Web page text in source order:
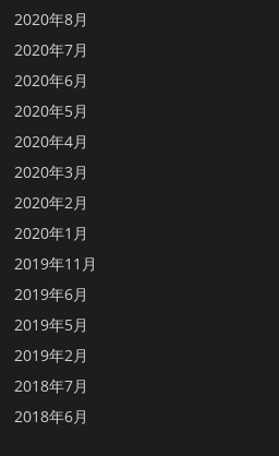
2020年8月
2020年7月
2020年6月
2020年5月
2020年4月
2020年3月
2020年2月
2020年1月
2019年11月
2019年6月
2019年5月
2019年2月
2018年7月
2018年6月